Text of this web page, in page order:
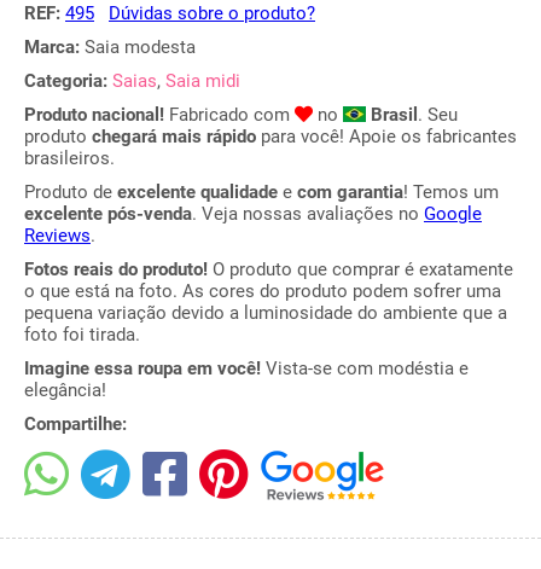
REF: 495
Dúvidas sobre o produto?
Marca: Saia modesta
Categoria: Saias, Saia midi
Produto nacional! Fabricado com no Brasil . Seu
produto chegará mais rápido para você! Apoie os fabricantes
brasileiros.
Produto de excelente qualidade e com garantia! Temos um
excelente pós-venda. Veja nossas avaliações no Google
Reviews.
Fotos reais do produto! O produto que comprar é exatamente
o que está na foto. As cores do produto podem sofrer uma
pequena variação devido a luminosidade do ambiente que a
foto foi tirada.
Imagine essa roupa em você! Vista-se com modéstia e
elegância!
Compartilhe: